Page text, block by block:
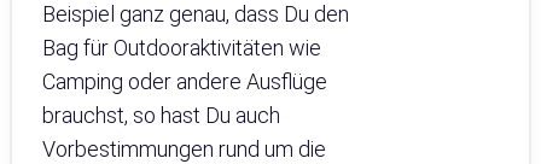
Beispiel ganz genau, dass Du den
Bag für Outdooraktivitäten wie
Camping oder andere Ausflüge
brauchst, so hast Du auch
Vorbestimmungen rund um die